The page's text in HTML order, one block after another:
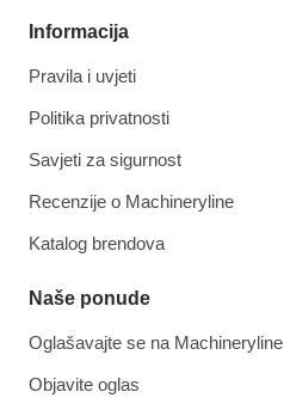
Informacija
Pravila i uvjeti
Politika privatnosti
Savjeti za sigurnost
Recenzije o Machineryline
Katalog brendova
Naše ponude
Oglašavajte se na Machineryline
Objavite oglas